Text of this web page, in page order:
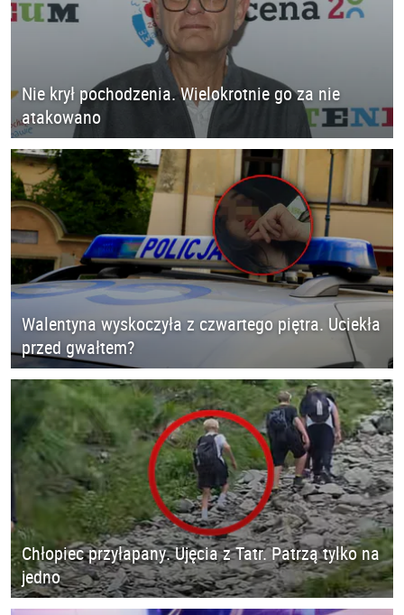
Nie krył pochodzenia. Wielokrotnie go za nie
atakowano
Walentyna wyskoczyła z czwartego piętra. Uciekła
przed gwałtem?
Chłopiec przyłapany. Ujęcia z Tatr. Patrzą tylko na
jedno